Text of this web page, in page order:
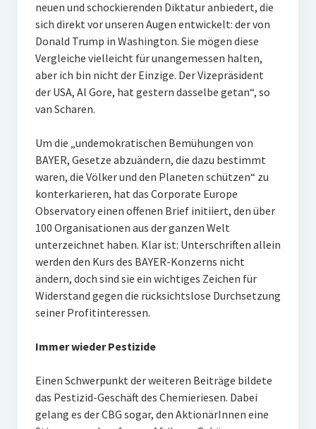
neuen und schockierenden Diktatur anbiedert, die
sich direkt vor unseren Augen entwickelt: der von
Donald Trump in Washington. Sie mögen diese
Vergleiche vielleicht für unangemessen halten,
aber ich bin nicht der Einzige. Der Vizepräsident
der USA, Al Gore, hat gestern dasselbe getan“, so
van Scharen.
Um die „undemokratischen Bemühungen von
BAYER, Gesetze abzuändern, die dazu bestimmt
waren, die Völker und den Planeten schützen“ zu
konterkarieren, hat das Corporate Europe
Observatory einen offenen Brief initiiert, den über
100 Organisationen aus der ganzen Welt
unterzeichnet haben. Klar ist: Unterschriften allein
werden den Kurs des BAYER-Konzerns nicht
ändern, doch sind sie ein wichtiges Zeichen für
Widerstand gegen die rücksichtslose Durchsetzung
seiner Profitinteressen.
Immer wieder Pestizide
Einen Schwerpunkt der weiteren Beiträge bildete
das Pestizid-Geschäft des Chemieriesen. Dabei
gelang es der CBG sogar, den AktionärInnen eine